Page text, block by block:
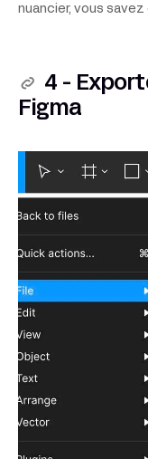
nuancier, vous savez
4 -
Figma